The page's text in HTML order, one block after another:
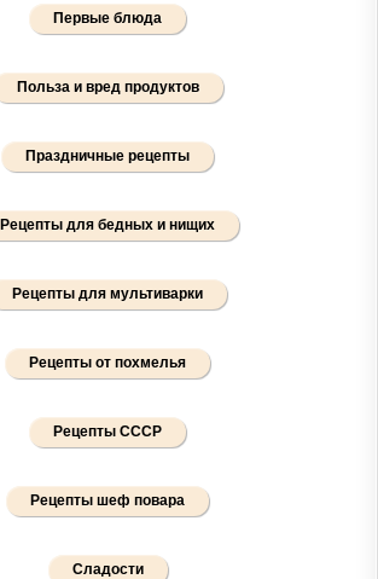
Первые блюда
Польза и вред продуктов
Праздничные рецепты
Рецепты для бедных и нищих
Рецепты для мультиварки
Рецепты от похмелья
Рецепты СССР
Рецепты шеф повара
Сладости